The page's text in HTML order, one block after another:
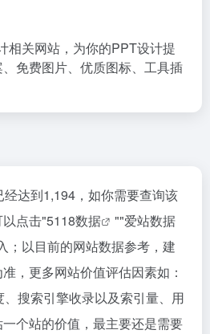
相关网站，为你的PPT设计提
免费图片、优质图标、工具插
达到1,194，如你需要查询该
点击"5118数据 ""爱站数据
；以目前的网站数据参考，建
，更多网站价值评估因素如：
搜索引擎收录以及索引量、用
个站的价值，最主要还是需要